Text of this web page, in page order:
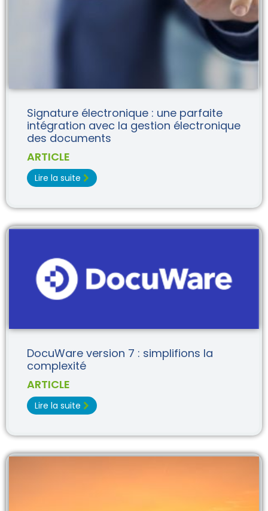
Signature électronique : une parfaite
intégration avec la gestion électronique
des documents
ARTICLE
Lire la suite
DocuWare version 7 : simplifions la
complexité
ARTICLE
Lire la suite